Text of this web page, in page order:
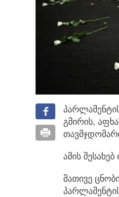
გმირის,
ამის
მათივე